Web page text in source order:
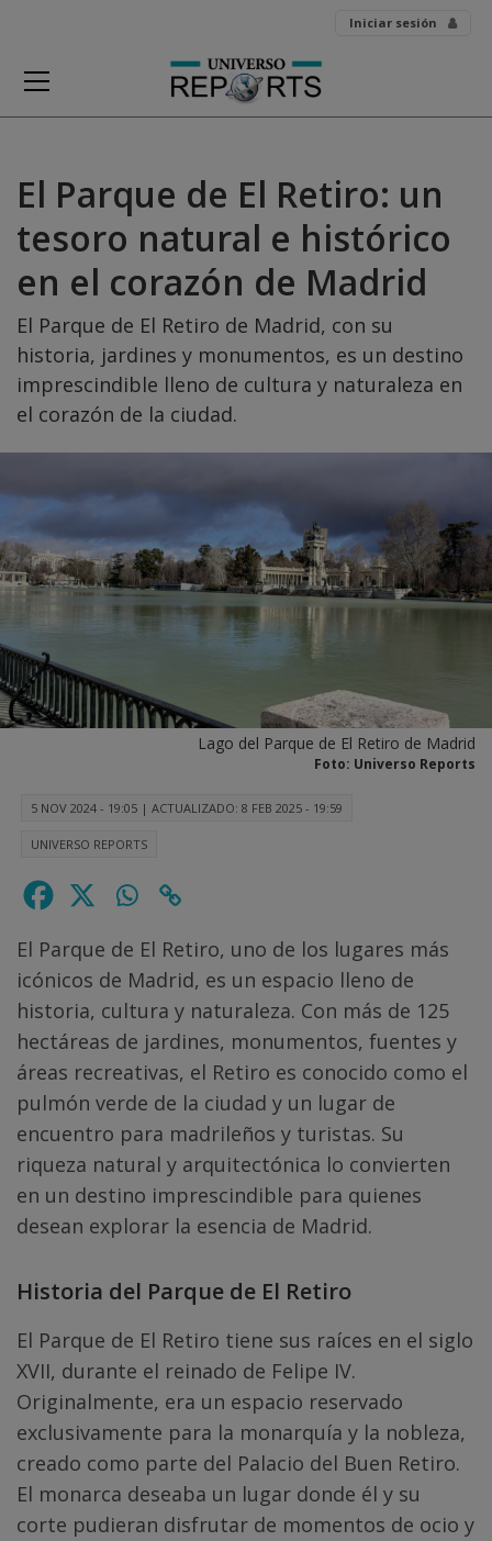
Iniciar sesión
El Parque de El Retiro: un
tesoro natural e histórico
en el corazón de Madrid
El Parque de El Retiro de Madrid, con su
historia, jardines y monumentos, es un destino
imprescindible lleno de cultura y naturaleza en
el corazón de la ciudad.
Lago del Parque de El Retiro de Madrid
Foto: Universo Reports
5 NOV 2024 - 19:05 | ACTUALIZADO: 8 FEB 2025 - 19:59
UNIVERSO REPORTS
El Parque de El Retiro, uno de los lugares más
icónicos de Madrid, es un espacio lleno de
historia, cultura y naturaleza. Con más de 125
hectáreas de jardines, monumentos, fuentes y
áreas recreativas, el Retiro es conocido como el
pulmón verde de la ciudad y un lugar de
encuentro para madrileños y turistas. Su
riqueza natural y arquitectónica lo convierten
en un destino imprescindible para quienes
desean explorar la esencia de Madrid.
Historia del Parque de El Retiro
El Parque de El Retiro tiene sus raíces en el siglo
XVII, durante el reinado de Felipe IV.
Originalmente, era un espacio reservado
exclusivamente para la monarquía y la nobleza,
creado como parte del Palacio del Buen Retiro.
El monarca deseaba un lugar donde él y su
corte pudieran disfrutar de momentos de ocio y